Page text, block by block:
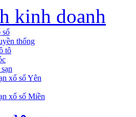
kinh doanh
số
thống
tô
xổ số Yên
xổ số Miền